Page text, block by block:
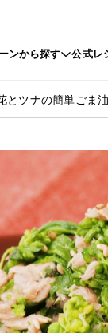
ンから探す 公式レ
とツナの簡単ごま